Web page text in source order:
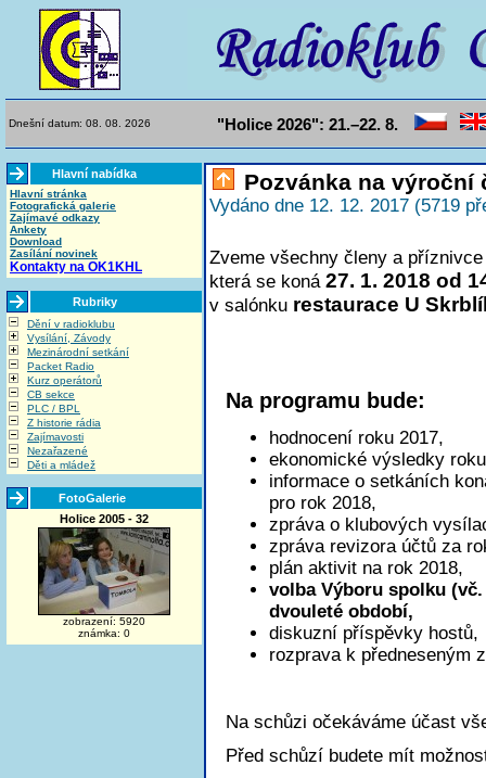
Dnešní datum: 08. 08. 2026 "Holice 2026": 21.–22. 8.
Hlavní nabídka
Hlavní stránka
Fotografická galerie
Zajímavé odkazy
Ankety
Download
Zasílání novinek
Kontakty na OK1KHL
Rubriky
Dění v radioklubu
Vysílání, Závody
Mezinárodní setkání
Packet Radio
Kurz operátorů
CB sekce
PLC / BPL
Z historie rádia
Zajímavosti
Nezařazené
Děti a mládež
FotoGalerie
Holice 2005 - 32
zobrazení: 5920
známka: 0
Pozvánka na výroční
Vydáno dne 12. 12. 2017 (5719
Zveme všechny členy a
která se koná 27. 1. 2018 od
v salónku restaurace U
Na programu bude:
hodnocení roku 2017,
ekonomické výsledky
informace o setkáních
pro rok 2018,
zpráva o klubových
zpráva revizora účtů za
plán aktivit na rok 2018,
volba Výboru spolku
dvouleté období,
diskuzní příspěvky hostů,
rozprava k předneseným
Na schůzi očekáváme účast
Před schůzí budete mít